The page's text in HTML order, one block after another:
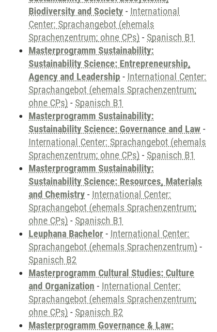
Biodiversity and Society - International
Center: Sprachangebot (ehemals
Sprachenzentrum; ohne CPs) - Spanisch B1
Masterprogramm Sustainability:
Sustainability Science: Entrepreneurship,
Agency and Leadership - International Center:
Sprachangebot (ehemals Sprachenzentrum;
ohne CPs) - Spanisch B1
Masterprogramm Sustainability:
Sustainability Science: Governance and Law -
International Center: Sprachangebot (ehemals
Sprachenzentrum; ohne CPs) - Spanisch B1
Masterprogramm Sustainability:
Sustainability Science: Resources, Materials
and Chemistry - International Center:
Sprachangebot (ehemals Sprachenzentrum;
ohne CPs) - Spanisch B1
Leuphana Bachelor - International Center:
Sprachangebot (ehemals Sprachenzentrum) -
Spanisch B2
Masterprogramm Cultural Studies: Culture
and Organization - International Center:
Sprachangebot (ehemals Sprachenzentrum;
ohne CPs) - Spanisch B2
Masterprogramm Governance & Law: